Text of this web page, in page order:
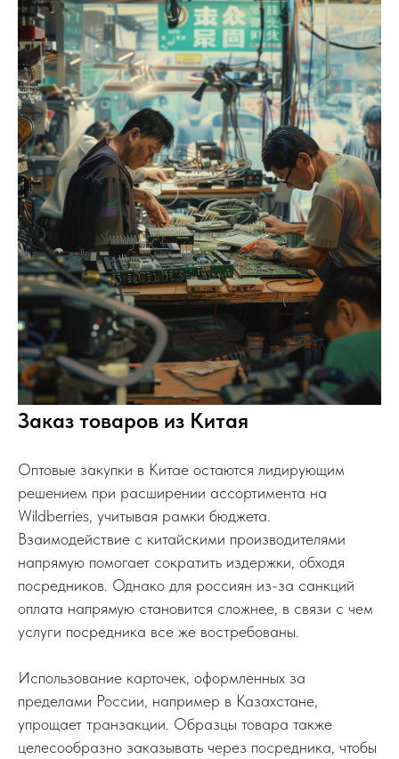
Заказ товаров из Китая
Оптовые закупки в Китае остаются лидирующим
решением при расширении ассортимента на
Wildberries, учитывая рамки бюджета.
Взаимодействие с китайскими производителями
напрямую помогает сократить издержки, обходя
посредников. Однако для россиян из-за санкций
оплата напрямую становится сложнее, в связи с чем
услуги посредника все же востребованы.
Использование карточек, оформленных за
пределами России, например в Казахстане,
упрощает транзакции. Образцы товара также
целесообразно заказывать через посредника, чтобы